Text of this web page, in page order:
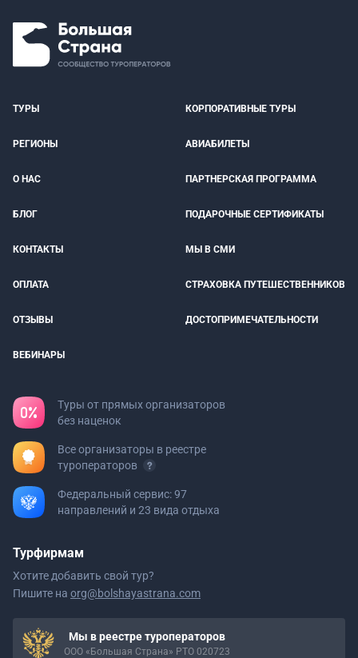
ТУРЫ КОРПОРАТИВНЫЕ ТУРЫ
РЕГИОНЫ АВИАБИЛЕТЫ
О НАС ПАРТНЕРСКАЯ ПРОГРАММА
БЛОГ ПОДАРОЧНЫЕ СЕРТИФИКАТЫ
КОНТАКТЫ МЫ В СМИ
ОПЛАТА СТРАХОВКА ПУТЕШЕСТВЕННИКОВ
ОТЗЫВЫ ДОСТОПРИМЕЧАТЕЛЬНОСТИ
ВЕБИНАРЫ
Туры от прямых организаторов
без наценок
Все организаторы в реестре
туроператоров
Федеральный сервис: 97
направлений и 23 вида отдыха
Турфирмам
Хотите добавить свой тур?
Пишите на org@bolshayastrana.com
Мы в реестре туроператоров
ООО «Большая Страна» РТО 020723